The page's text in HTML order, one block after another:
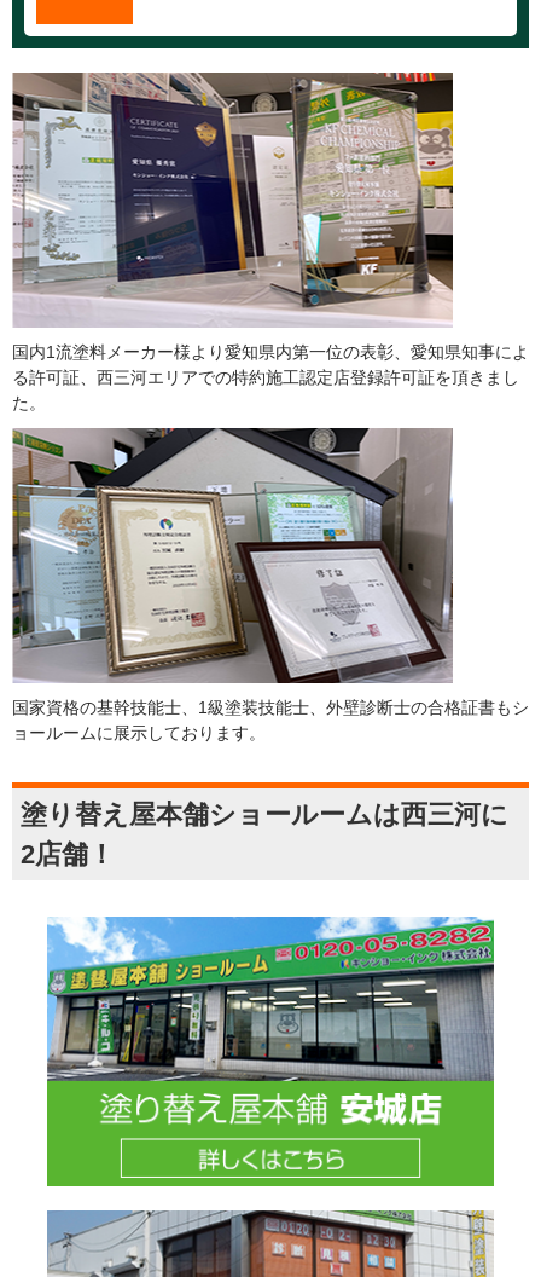
国内1流塗料メーカー様より愛知県内第一位の表彰、愛知県知事によ
る許可証、西三河エリアでの特約施工認定店登録許可証を頂きまし
た。
国家資格の基幹技能士、1級塗装技能士、外壁診断士の合格証書もシ
ョールームに展示しております。
塗り替え屋本舗ショールームは西三河に
2店舗！